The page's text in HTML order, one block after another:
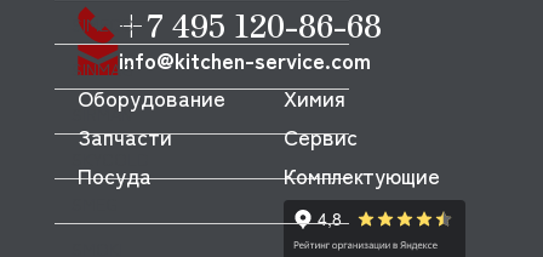
SIMECO
SINMAG
SIRMAN
+7 495 120-86-68
info@kitchen-service.com
Оборудование
Запчасти
Посуда
Химия
Сервис
Комплектующие